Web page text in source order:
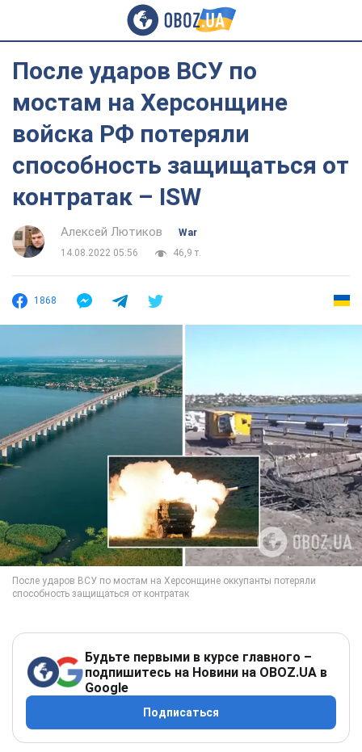
После ударов ВСУ по
мостам на Херсонщине
войска РФ потеряли
способность защищаться от
контратак – ISW
Алексей Лютиков
War
14.08.2022 05:56
46,9 т.
1868
Будьте первыми в курсе главного –
подпишитесь на Новини на OBOZ.UA в
Google
Подписаться